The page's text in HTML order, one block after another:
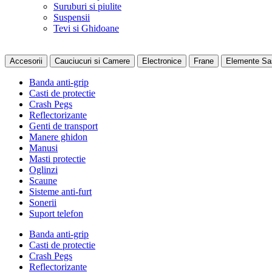
Suruburi si piulite
Suspensii
Tevi si Ghidoane
Accesorii Cauciucuri si Camere Electronice Frane Elemente
Banda anti-grip
Casti de protectie
Crash Pegs
Reflectorizante
Genti de transport
Manere ghidon
Manusi
Masti protectie
Oglinzi
Scaune
Sisteme anti-furt
Sonerii
Suport telefon
Banda anti-grip
Casti de protectie
Crash Pegs
Reflectorizante